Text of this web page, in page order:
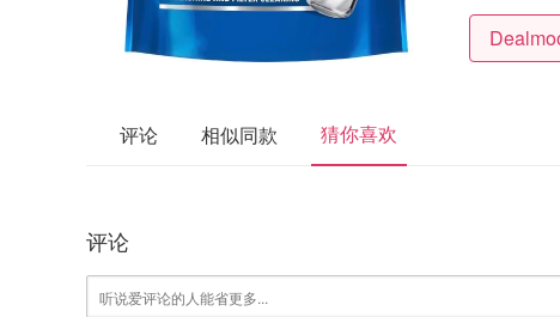
评论 相似同款 猜你喜欢
评论